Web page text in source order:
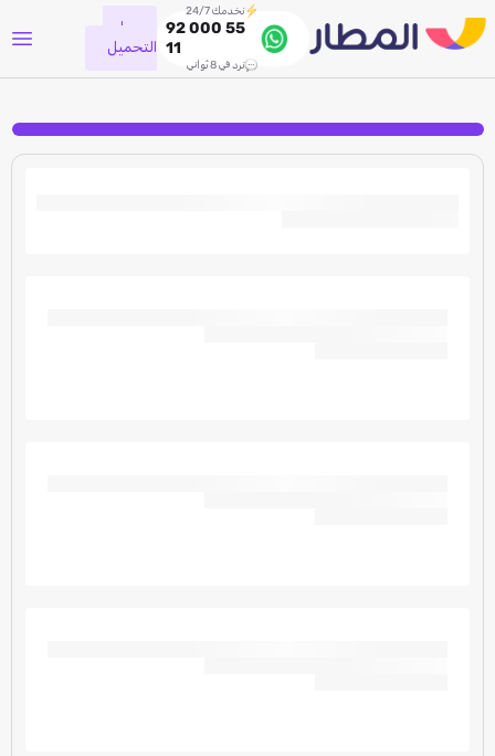
نخدمك 24/7
92 000 55
11
نرد في 8 ثواني
جاري
التحميل